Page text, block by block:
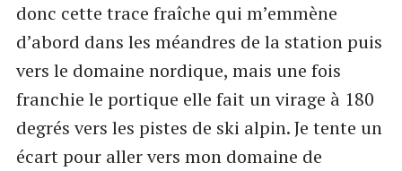
donc cette trace fraîche qui m’emmène
d’abord dans les méandres de la station puis
vers le domaine nordique, mais une fois
franchie le portique elle fait un virage à 180
degrés vers les pistes de ski alpin. Je tente un
écart pour aller vers mon domaine de